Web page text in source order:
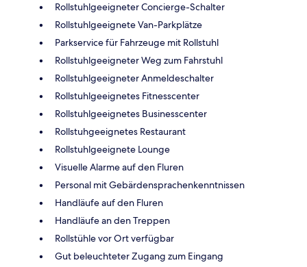
Rollstuhlgeeigneter Concierge-Schalter
Rollstuhlgeeignete Van-Parkplätze
Parkservice für Fahrzeuge mit Rollstuhl
Rollstuhlgeeigneter Weg zum Fahrstuhl
Rollstuhlgeeigneter Anmeldeschalter
Rollstuhlgeeignetes Fitnesscenter
Rollstuhlgeeignetes Businesscenter
Rollstuhgeeignetes Restaurant
Rollstuhlgeeignete Lounge
Visuelle Alarme auf den Fluren
Personal mit Gebärdensprachenkenntnissen
Handläufe auf den Fluren
Handläufe an den Treppen
Rollstühle vor Ort verfügbar
Gut beleuchteter Zugang zum Eingang